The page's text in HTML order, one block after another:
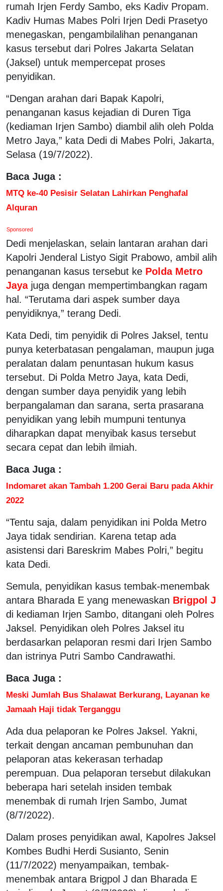
rumah Irjen Ferdy Sambo, eks Kadiv Propam.
Kadiv Humas Mabes Polri Irjen Dedi Prasetyo
menegaskan, pengambilalihan penanganan
kasus tersebut dari Polres Jakarta Selatan
(Jaksel) untuk mempercepat proses
penyidikan.
“Dengan arahan dari Bapak Kapolri,
penanganan kasus kejadian di Duren Tiga
(kediaman Irjen Sambo) diambil alih oleh Polda
Metro Jaya,” kata Dedi di Mabes Polri, Jakarta,
Selasa (19/7/2022).
Baca Juga :
MTQ ke-40 Pesisir Selatan Lahirkan Penghafal
Alquran
Sponsored
Dedi menjelaskan, selain lantaran arahan dari
Kapolri Jenderal Listyo Sigit Prabowo, ambil alih
penanganan kasus tersebut ke Polda Metro
Jaya juga dengan mempertimbangkan ragam
hal. “Terutama dari aspek sumber daya
penyidiknya,” terang Dedi.
Kata Dedi, tim penyidik di Polres Jaksel, tentu
punya keterbatasan pengalaman, maupun juga
peralatan dalam penuntasan hukum kasus
tersebut. Di Polda Metro Jaya, kata Dedi,
dengan sumber daya penyidik yang lebih
berpangalaman dan sarana, serta prasarana
penyidikan yang lebih mumpuni tentunya
diharapkan dapat menyibak kasus tersebut
secara cepat dan lebih ilmiah.
Baca Juga :
Indomaret akan Tambah 1.200 Gerai Baru pada Akhir
2022
“Tentu saja, dalam penyidikan ini Polda Metro
Jaya tidak sendirian. Karena tetap ada
asistensi dari Bareskrim Mabes Polri,” begitu
kata Dedi.
Semula, penyidikan kasus tembak-menembak
antara Bharada E yang menewaskan Brigpol J
di kediaman Irjen Sambo, ditangani oleh Polres
Jaksel. Penyidikan oleh Polres Jaksel itu
berdasarkan pelaporan resmi dari Irjen Sambo
dan istrinya Putri Sambo Candrawathi.
Baca Juga :
Meski Jumlah Bus Shalawat Berkurang, Layanan ke
Jamaah Haji tidak Terganggu
Ada dua pelaporan ke Polres Jaksel. Yakni,
terkait dengan ancaman pembunuhan dan
pelaporan atas kekerasan terhadap
perempuan. Dua pelaporan tersebut dilakukan
beberapa hari setelah insiden tembak
menembak di rumah Irjen Sambo, Jumat
(8/7/2022).
Dalam proses penyidikan awal, Kapolres Jaksel
Kombes Budhi Herdi Susianto, Senin
(11/7/2022) menyampaikan, tembak-
menembak antara Brigpol J dan Bharada E